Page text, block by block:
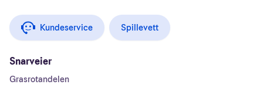
Kundeservice Spillevett
Snarveier
Grasrotandelen